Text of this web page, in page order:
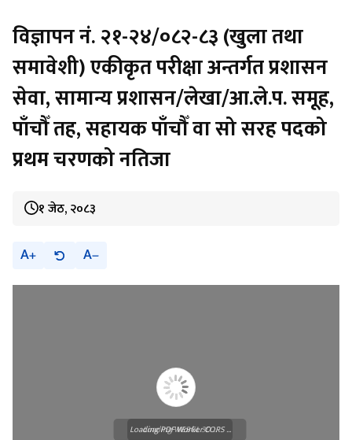
विज्ञापन नं. २१-२४/०८२-८३ (खुला तथा
समावेशी) एकीकृत परीक्षा अन्तर्गत प्रशासन
सेवा, सामान्य प्रशासन/लेखा/आ.ले.प. समूह,
पाँचौँ तह, सहायक पाँचौँ वा सो सरह पदको
प्रथम चरणको नतिजा
१ जेठ, २०८३
A A
Loading WEBGL 3D ...
Loading PDF Worker CORS ...